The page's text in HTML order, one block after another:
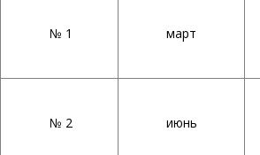
№ 1 март
№ 2 июнь